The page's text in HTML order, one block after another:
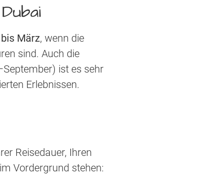
März, wenn die
sind. Auch die
ist es sehr
Erlebnissen.
Reisedauer, Ihren
Vordergrund stehen: